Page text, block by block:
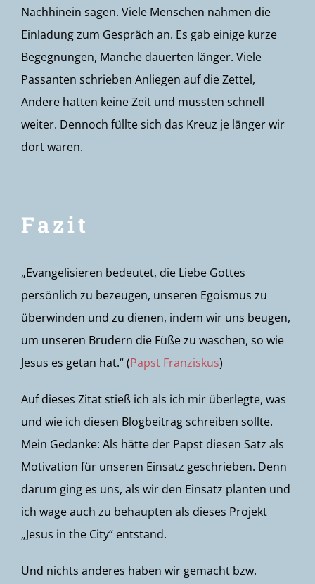
Nachhinein sagen. Viele Menschen nahmen die
Einladung zum Gespräch an. Es gab einige kurze
Begegnungen, Manche dauerten länger. Viele
Passanten schrieben Anliegen auf die Zettel,
Andere hatten keine Zeit und mussten schnell
weiter. Dennoch füllte sich das Kreuz je länger wir
dort waren.
Fazit
„Evangelisieren bedeutet, die Liebe Gottes
persönlich zu bezeugen, unseren Egoismus zu
überwinden und zu dienen, indem wir uns beugen,
um unseren Brüdern die Füße zu waschen, so wie
Jesus es getan hat.“ (Papst Franziskus)
Auf dieses Zitat stieß ich als ich mir überlegte, was
und wie ich diesen Blogbeitrag schreiben sollte.
Mein Gedanke: Als hätte der Papst diesen Satz als
Motivation für unseren Einsatz geschrieben. Denn
darum ging es uns, als wir den Einsatz planten und
ich wage auch zu behaupten als dieses Projekt
„Jesus in the City“ entstand.
Und nichts anderes haben wir gemacht bzw.